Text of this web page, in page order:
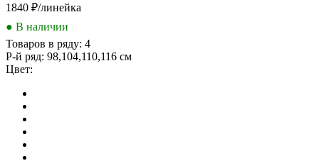
1840 ₽/линейка
● В наличии
Товаров в ряду: 4
Р-й ряд: 98,104,110,116 см
Цвет: